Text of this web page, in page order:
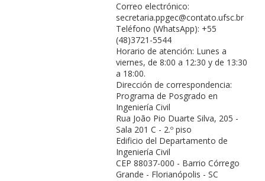
Correo electrónico:
secretaria.ppgec@contato.ufsc.br
Teléfono (WhatsApp): +55
(48)3721-5544
Horario de atención: Lunes a
viernes, de 8:00 a 12:30 y de 13:30
a 18:00.
Dirección de correspondencia:
Programa de Posgrado en
Ingeniería Civil
Rua João Pio Duarte Silva, 205 -
Sala 201 C - 2.º piso
Edificio del Departamento de
Ingeniería Civil
CEP 88037-000 - Barrio Córrego
Grande - Florianópolis - SC